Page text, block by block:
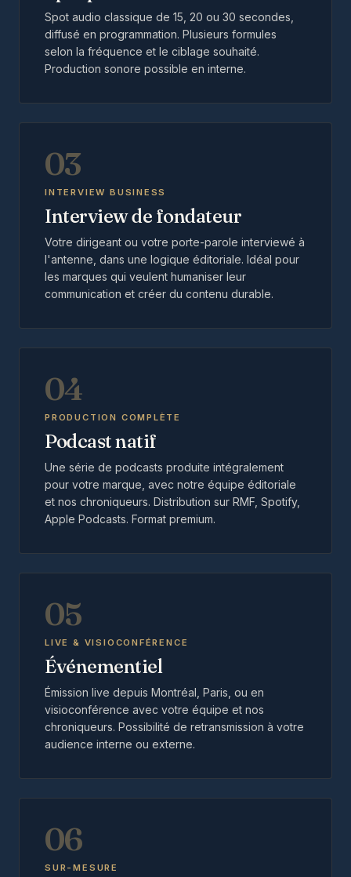
Spot audio classique de 15, 20 ou 30 secondes,
diffusé en programmation. Plusieurs formules
selon la fréquence et le ciblage souhaité.
Production sonore possible en interne.
03
INTERVIEW BUSINESS
Interview de fondateur
Votre dirigeant ou votre porte-parole interviewé à
l'antenne, dans une logique éditoriale. Idéal pour
les marques qui veulent humaniser leur
communication et créer du contenu durable.
04
PRODUCTION COMPLÈTE
Podcast natif
Une série de podcasts produite intégralement
pour votre marque, avec notre équipe éditoriale
et nos chroniqueurs. Distribution sur RMF, Spotify,
Apple Podcasts. Format premium.
05
LIVE & VISIOCONFÉRENCE
Événementiel
Émission live depuis Montréal, Paris, ou en
visioconférence avec votre équipe et nos
chroniqueurs. Possibilité de retransmission à votre
audience interne ou externe.
06
SUR-MESURE